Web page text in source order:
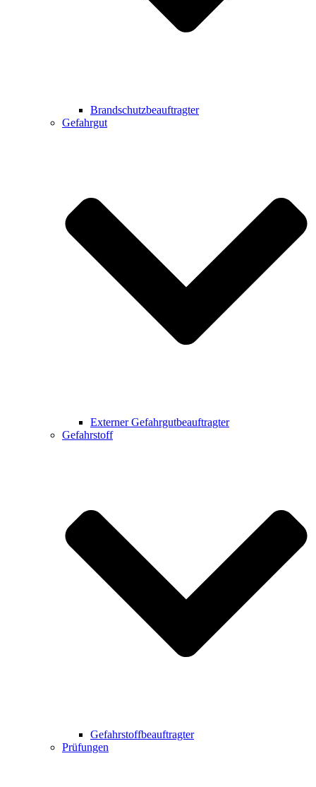
Brandschutzbeauftragter
Gefahrgut
Externer Gefahrgutbeauftragter
Gefahrstoff
Gefahrstoffbeauftragter
Prüfungen